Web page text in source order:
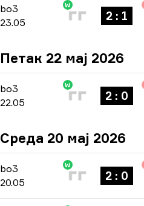
bo3 -bo3
23.05
W
2 : 1
Петак 22 мај 2026
bo3 -bo3
22.05
W
2 : 0
Среда 20 мај 2026
bo3 -bo3
20.05
W
2 : 0